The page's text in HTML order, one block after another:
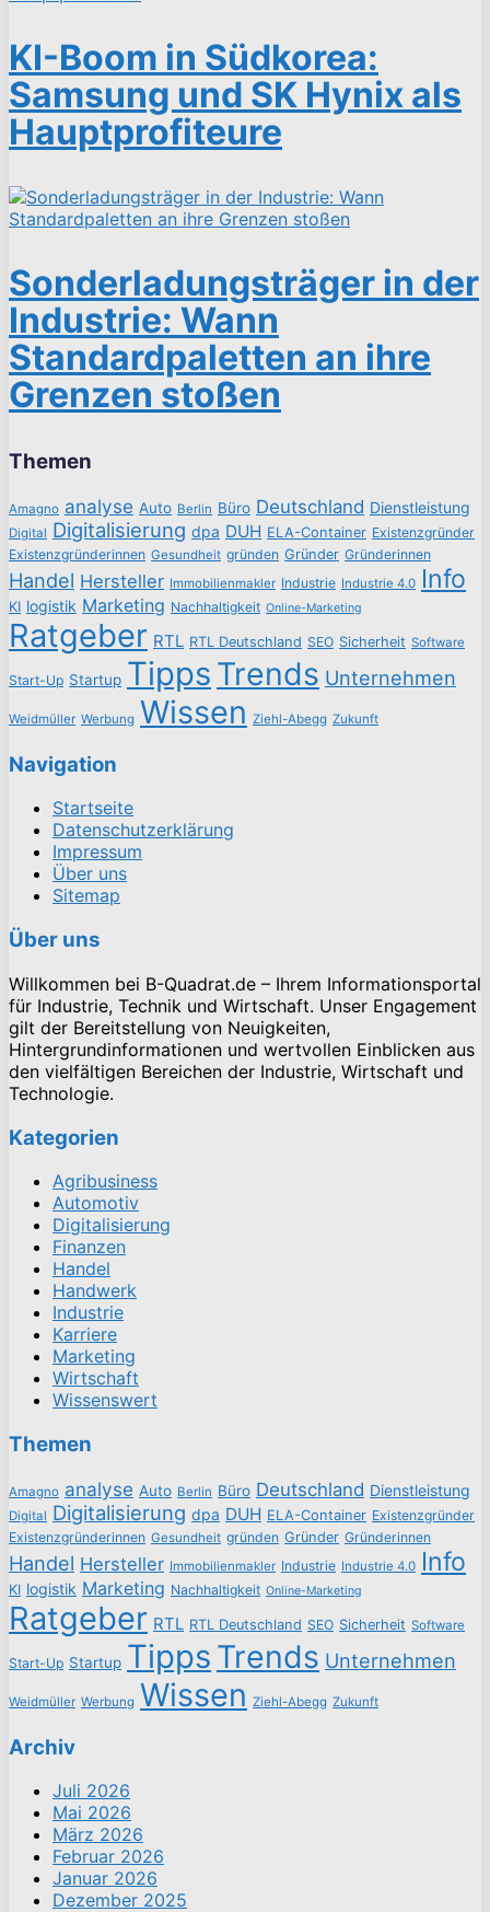
KI-Boom in Südkorea:
Samsung und SK Hynix als
Hauptprofiteure
Sonderladungsträger in der
Industrie: Wann
Standardpaletten an ihre
Grenzen stoßen
Themen
Amagno analyse Auto Berlin Büro Deutschland Dienstleistung
Digital Digitalisierung dpa DUH ELA-Container Existenzgründer
Existenzgründerinnen Gesundheit gründen Gründer Gründerinnen
Handel Hersteller Immobilienmakler Industrie Industrie 4.0 Info
KI logistik Marketing Nachhaltigkeit Online-Marketing
Ratgeber RTL RTL Deutschland SEO Sicherheit Software
Start-Up Startup Tipps Trends Unternehmen
Weidmüller Werbung Wissen Ziehl-Abegg Zukunft
Navigation
Startseite
Datenschutzerklärung
Impressum
Über uns
Sitemap
Über uns
Willkommen bei B-Quadrat.de – Ihrem Informationsportal
für Industrie, Technik und Wirtschaft. Unser Engagement
gilt der Bereitstellung von Neuigkeiten,
Hintergrundinformationen und wertvollen Einblicken aus
den vielfältigen Bereichen der Industrie, Wirtschaft und
Technologie.
Kategorien
Agribusiness
Automotiv
Digitalisierung
Finanzen
Handel
Handwerk
Industrie
Karriere
Marketing
Wirtschaft
Wissenswert
Themen
Amagno analyse Auto Berlin Büro Deutschland Dienstleistung
Digital Digitalisierung dpa DUH ELA-Container Existenzgründer
Existenzgründerinnen Gesundheit gründen Gründer Gründerinnen
Handel Hersteller Immobilienmakler Industrie Industrie 4.0 Info
KI logistik Marketing Nachhaltigkeit Online-Marketing
Ratgeber RTL RTL Deutschland SEO Sicherheit Software
Start-Up Startup Tipps Trends Unternehmen
Weidmüller Werbung Wissen Ziehl-Abegg Zukunft
Archiv
Juli 2026
Mai 2026
März 2026
Februar 2026
Januar 2026
Dezember 2025